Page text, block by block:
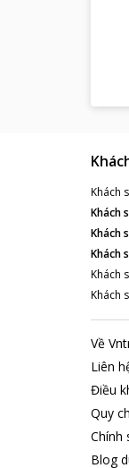
Khách
Khách
Khách
Khách
Khách
Khách
Về
Liên
Điều
Quy
Chính
Blog